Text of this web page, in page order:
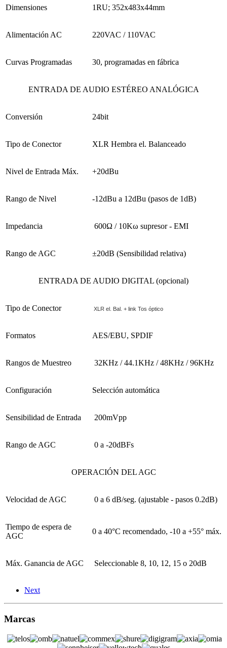
Dimensiones 1RU; 352x483x44mm
Alimentación AC 220VAC / 110VAC
Curvas Programadas 30, programadas en fábrica
ENTRADA DE AUDIO ESTÉREO ANALÓGICA
Conversión 24bit
Tipo de Conector XLR Hembra el. Balanceado
Nivel de Entrada Máx. +20dBu
Rango de Nivel -12dBu a 12dBu (pasos de 1dB)
Impedancia 600Ω / 10Kω supresor - EMI
Rango de AGC ±20dB (Sensibilidad relativa)
ENTRADA DE AUDIO DIGITAL (opcional)
Tipo de Conector XLR el. Bal. + link Tos óptico
Formatos AES/EBU, SPDIF
Rangos de Muestreo 32KHz / 44.1KHz / 48KHz / 96KHz
Configuración Selección automática
Sensibilidad de Entrada 200mVpp
Rango de AGC 0 a -20dBFs
OPERACIÓN DEL AGC
Velocidad de AGC 0 a 6 dB/seg. (ajustable - pasos 0.2dB)
Tiempo de espera de
AGC
0 a 40°C recomendado, -10 a +55° máx.
Máx. Ganancia de AGC Seleccionable 8, 10, 12, 15 o 20dB
Next
Marcas